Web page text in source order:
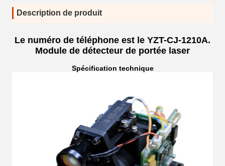
Description de produit
Le numéro de téléphone est le YZT-CJ-1210A.
Module de détecteur de portée laser
Spécification technique